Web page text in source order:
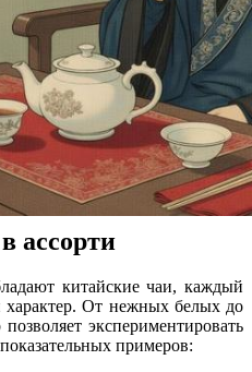
ассорти
китайские чаи, каждый
характер. От нежных белых до
экспериментировать
примеров: